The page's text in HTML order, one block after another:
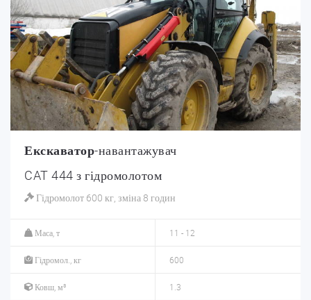
Екскаватор-навантажувач
CAT 444 з гідромолотом
Гідромолот 600 кг, зміна 8 годин
Маса, т 11 - 12
Гідромол., кг 600
Ковш, м³ 1.3